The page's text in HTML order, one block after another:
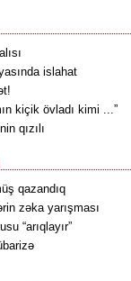
islahat
kiçik övladı kimi ...”
qızılı
qazandıq
zəka yarışması
“arıqlayır”